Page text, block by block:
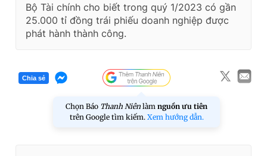
Bộ Tài chính cho biết trong quý 1/2023 có gần
25.000 tỉ đồng trái phiếu doanh nghiệp được
phát hành thành công.
Chia sẻ
Chọn Báo Thanh Niên làm nguồn ưu tiên
trên Google tìm kiếm. Xem hướng dẫn.